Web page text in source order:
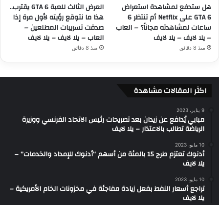
هل ستدفع لمشاهدة استعراض
GTA 6 على Netflix أم تنتظر 6
ساعات لمشاهدته مجاناً؟ – العاب
– يلا لايف – يلا لايف
منذ 8 دقائق
العرض الثالث للعبة GTA 6 يقترب..
هذا ما نتوقع رؤيته لأول مرة إذا
صدقت تسريبات المطلعين –
العاب – يلا لايف – يلا لايف
منذ 8 دقائق
اكثر المقالات مشاهدة
9 يناير، 2023
مبابي يُدافع عن زيدان بعد تصريحات رئيس الاتحاد الفرنسي ووزيرة
الرياضة تطالب بالاعتذار – يلا لايف
10 مايو، 2023
أدنوك تعتزم طرح 15 بالمئة من أسهم “أدنوك للإمداد والخدمات” –
يلا لايف
10 مايو، 2023
تراجع أسعار النفط بفعل زيادة مفاجئة في مخزونات الخام الأمريكية –
يلا لايف